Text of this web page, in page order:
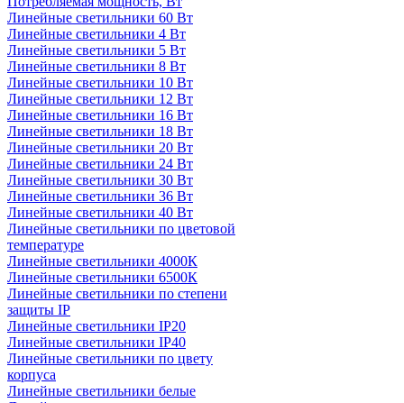
Линейные светильники 60 Вт
Линейные светильники 4 Вт
Линейные светильники 5 Вт
Линейные светильники 8 Вт
Линейные светильники 10 Вт
Линейные светильники 12 Вт
Линейные светильники 16 Вт
Линейные светильники 18 Вт
Линейные светильники 20 Вт
Линейные светильники 24 Вт
Линейные светильники 30 Вт
Линейные светильники 36 Вт
Линейные светильники 40 Вт
Линейные светильники по цветовой
температуре
Линейные светильники 4000К
Линейные светильники 6500К
Линейные светильники по степени
защиты IP
Линейные светильники IP20
Линейные светильники IP40
Линейные светильники по цвету
корпуса
Линейные светильники белые